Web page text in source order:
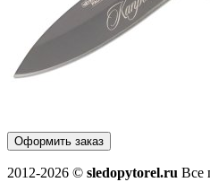
Оформить заказ
2012-2026 © sledopytorel.ru Все